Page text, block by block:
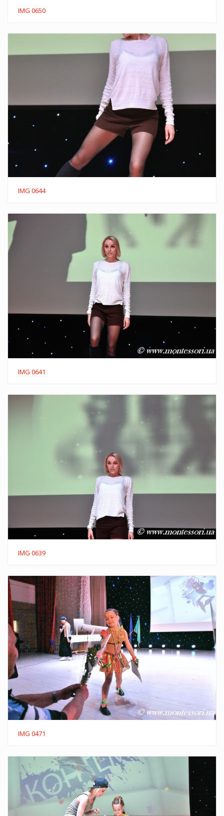
IMG 0650
IMG 0644
IMG 0641
IMG 0639
IMG 0471